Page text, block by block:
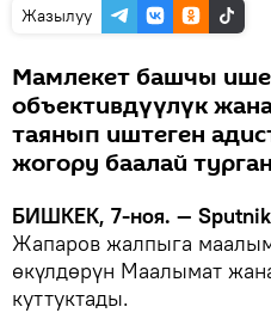
Жазылуу
Мамлекет башчы
объективдүүлүк
таянып иштеген
жогору баалай
БИШКЕК, 7-ноя. —
Жапаров жалпыга
өкүлдөрүн Маалымат
куттуктады.